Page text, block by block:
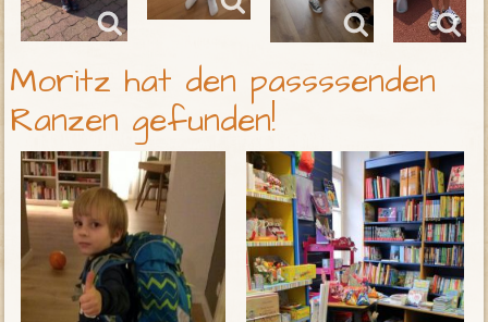
Moritz hat den passssenden
Ranzen gefunden!